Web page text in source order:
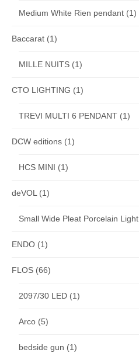
Medium White Rien pendant (1)
Baccarat (1)
MILLE NUITS (1)
CTO LIGHTING (1)
TREVI MULTI 6 PENDANT (1)
DCW editions (1)
HCS MINI (1)
deVOL (1)
Small Wide Pleat Porcelain Light
ENDO (1)
FLOS (66)
2097/30 LED (1)
Arco (5)
bedside gun (1)